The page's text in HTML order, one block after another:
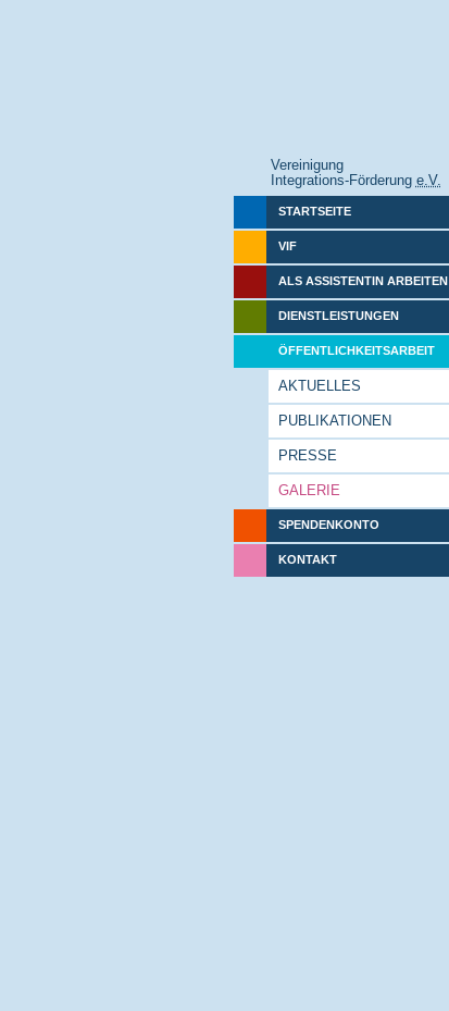
Vereinigung
Integrations-Förderung e.V.
STARTSEITE
VIF
ALS ASSISTENTIN ARBEITEN
DIENSTLEISTUNGEN
ÖFFENTLICHKEITSARBEIT
AKTUELLES
PUBLIKATIONEN
PRESSE
GALERIE
SPENDENKONTO
KONTAKT